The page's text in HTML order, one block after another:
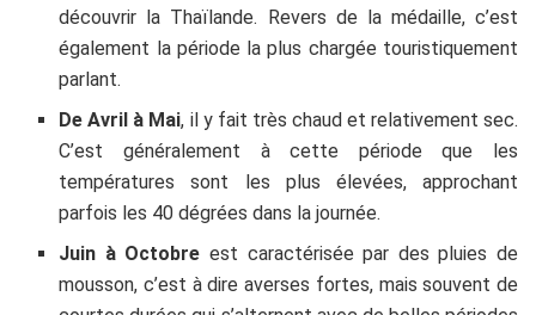
découvrir la Thaïlande. Revers de la médaille, c’est
également la période la plus chargée touristiquement
parlant.
De Avril à Mai, il y fait très chaud et relativement sec.
C’est généralement à cette période que les
températures sont les plus élevées, approchant
parfois les 40 dégrées dans la journée.
Juin à Octobre est caractérisée par des pluies de
mousson, c’est à dire averses fortes, mais souvent de